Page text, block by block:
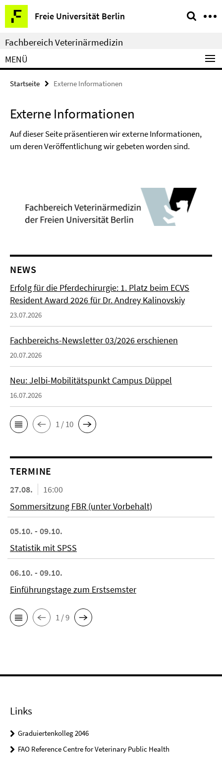
Springe
direkt
zu
Inhalt
Freie Universität Berlin
Service-
Navigation
Fachbereich Veterinärmedizin
MENÜ
Startseite Externe Informationen
Externe Informationen
Auf dieser Seite präsentieren wir externe Informationen,
um deren Veröffentlichung wir gebeten worden sind.
NEWS
Erfolg für die Pferdechirurgie: 1. Platz beim ECVS
Resident Award 2026 für Dr. Andrey Kalinovskiy
23.07.2026
Fachbereichs-Newsletter 03/2026 erschienen
20.07.2026
Neu: Jelbi-Mobilitätspunkt Campus Düppel
16.07.2026
1 / 10
TERMINE
27.08.
16:00
Sommersitzung FBR (unter Vorbehalt)
05.10. - 09.10.
Statistik mit SPSS
06.10. - 09.10.
Einführungstage zum Erstsemster
1 / 9
Links
Graduiertenkolleg 2046
FAO Reference Centre for Veterinary Public Health